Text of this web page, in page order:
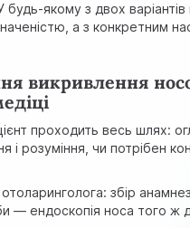
якому з двох варіантів
а з конкретним
викривлення
проходить весь шлях:
і розуміння, чи потрібен
збір
— ендоскопія носа того ж